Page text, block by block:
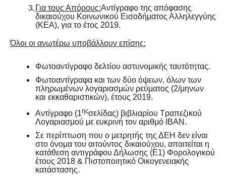
Για τους Απόρους:Αντίγραφο της απόφασης
δικαιούχου Κοινωνικού Εισοδήματος Αλληλεγγύης
(ΚΕΑ), για το έτος 2019.
Όλοι οι ανωτέρω υποβάλλουν επίσης:
Φωτοαντίγραφο δελτίου αστυνομικής ταυτότητας.
Φωτοαντίγραφα και των δύο όψεων, όλων των
πληρωμένων λογαριασμών ρεύματος (2/μηνων
και εκκαθαριστικών), έτους 2019.
Αντίγραφο (1ηςσελίδας) βιβλιαρίου Τραπεζικού
Λογαριασμού με ευκρινή τον αριθμό ΙΒΑΝ.
Σε περίπτωση που ο μετρητής της ΔΕΗ δεν είναι
στο όνομα του αιτούντος δικαιούχου, απαιτείται η
κατάθεση αντιγράφου Δήλωσης (Ε1) Φορολογικού
έτους 2018 & Πιστοποιητικό Οικογενειακής
κατάστασης.